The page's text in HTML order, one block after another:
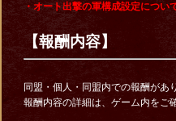
・オート出撃の軍構成設定につい
【報酬内容】
同盟・個人・同盟内での報酬があ
報酬内容の詳細は、ゲーム内をご